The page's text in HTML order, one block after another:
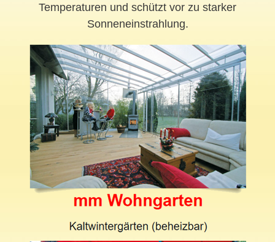
Temperaturen und schützt vor zu starker
Sonneneinstrahlung.